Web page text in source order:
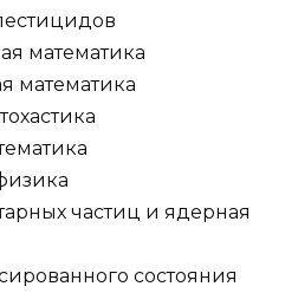
математика
математика
частиц и ядерная
состояния